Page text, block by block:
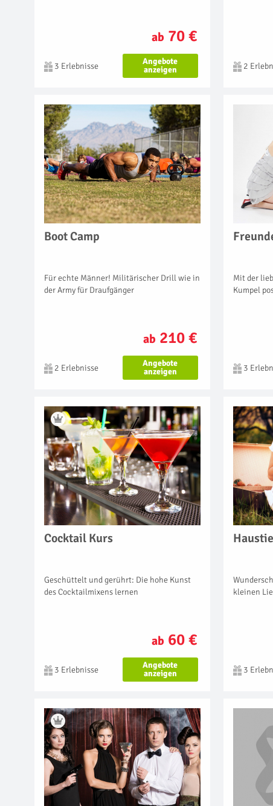
ab 70 €
3 Erlebnisse
Angebote
anzeigen
2
Boot Camp
Für echte Männer! Militärischer Drill wie in
der Army für Draufgänger
ab 210 €
2 Erlebnisse
Angebote
anzeigen
Mit der
Kumpel
3
Cocktail Kurs
Geschüttelt und gerührt: Die hohe Kunst
des Cocktailmixens lernen
ab 60 €
3 Erlebnisse
Angebote
anzeigen
kleinen
3